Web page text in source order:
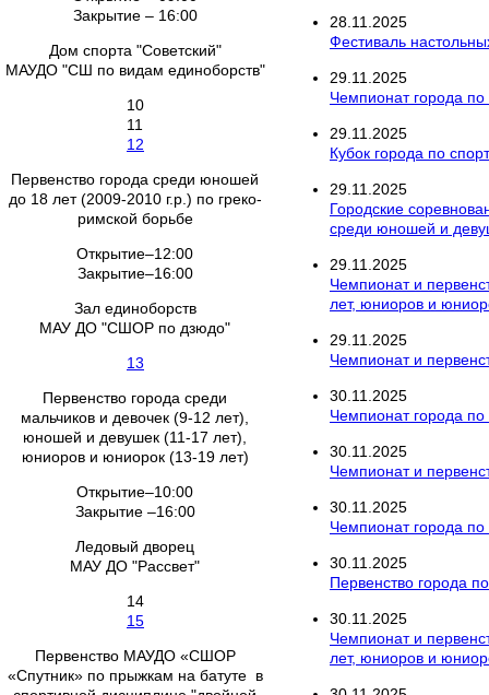
Закрытие – 16:00
Дом спорта "Советский"
МАУДО "СШ по видам единоборств"
10
11
12
Первенство города среди юношей
до 18 лет (2009-2010 г.р.) по греко-
римской борьбе
Открытие–12:00
Закрытие–16:00
Зал единоборств
МАУ ДО "СШОР по дзюдо"
13
Первенство города среди
мальчиков и девочек (9-12 лет),
юношей и девушек (11-17 лет),
юниоров и юниорок (13-19 лет)
Открытие–10:00
Закрытие –16:00
Ледовый дворец
МАУ ДО "Рассвет"
14
15
Первенство МАУДО «СШОР
«Спутник» по прыжкам на батуте в
28.11.2025
Фестиваль
29.11.2025
Чемпионат города
29.11.2025
Кубок города по
29.11.2025
Городские
среди юношей и
29.11.2025
Чемпионат и
лет, юниоров и
29.11.2025
Чемпионат и
30.11.2025
Чемпионат города
30.11.2025
Чемпионат и
30.11.2025
Чемпионат города по
30.11.2025
Первенство города
30.11.2025
Чемпионат и
лет, юниоров и